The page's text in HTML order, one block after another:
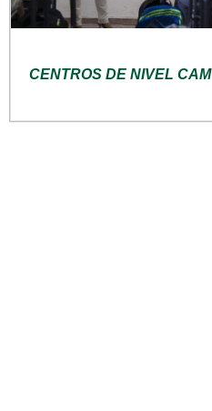
CENTROS DE NIVEL CAM